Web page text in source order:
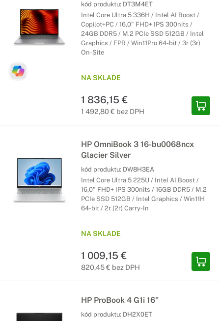
kód produktu: DT3M4ET
Intel Core Ultra 5 336H / Intel AI Boost /
Copilot+PC / 16,0" FHD+ IPS 300nits /
24GB DDR5 / M.2 PCIe SSD 512GB / Intel
Graphics / FPR / Win11Pro 64-bit / 3r (3r)
On-Site
NA SKLADE
1 836,15 €
1 492,80 € bez DPH
HP OmniBook 3 16-bu0068ncx
Glacier Silver
kód produktu: DW8H3EA
Intel Core Ultra 5 225U / Intel AI Boost /
16,0" FHD+ IPS 300nits / 16GB DDR5 / M.2
PCIe SSD 512GB / Intel Graphics / Win11H
64-bit / 2r (2r) Carry-In
NA SKLADE
1 009,15 €
820,45 € bez DPH
HP ProBook 4 G1i 16"
kód produktu: DH2X0ET